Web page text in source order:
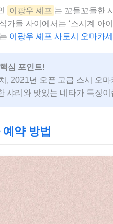
이광우 셰프 는 꼬들꼬들한
가들 사이에서는 ‘스시계 아
이광우 셰프 사토시 오마카
심 포인트!
, 2021년 오픈 고급 스시 오
샤리와 맛있는 네타가 특징이
약 방법